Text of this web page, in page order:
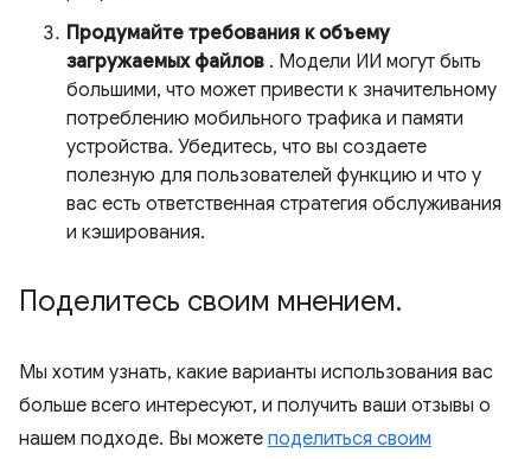
Продумайте требования к объему
загружаемых файлов . Модели ИИ могут быть
большими, что может привести к значительному
потреблению мобильного трафика и памяти
устройства. Убедитесь, что вы создаете
полезную для пользователей функцию и что у
вас есть ответственная стратегия обслуживания
и кэширования.
Поделитесь своим мнением.
Мы хотим узнать, какие варианты использования вас
больше всего интересуют, и получить ваши отзывы о
нашем подходе. Вы можете поделиться своим